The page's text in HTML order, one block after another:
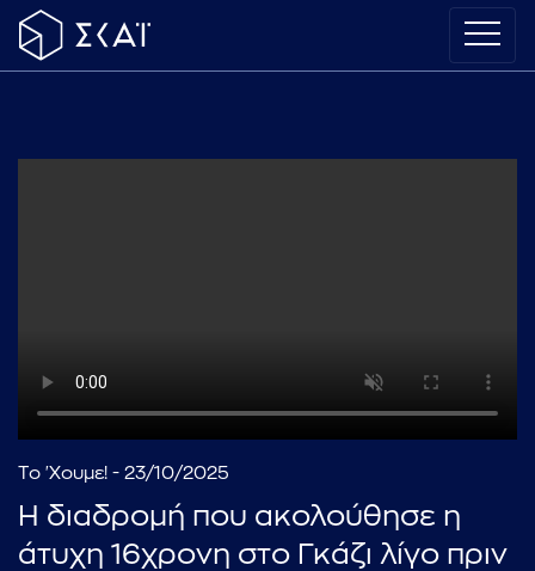
Το 'Χουμε! - 23/10/2025
Η διαδρομή που ακολούθησε η
άτυχη 16χρονη στο Γκάζι λίγο πριν